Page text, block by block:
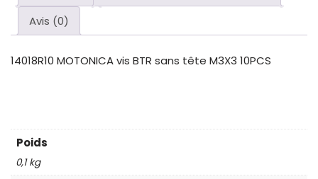
Avis (0)
14018R10 MOTONICA vis BTR sans tête M3X3 10PCS
Poids
0,1 kg